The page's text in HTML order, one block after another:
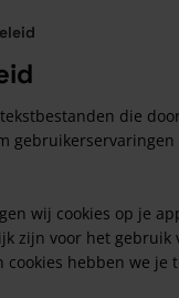
die
wij cookies op je
zijn voor het gebruik
cookies hebben we je